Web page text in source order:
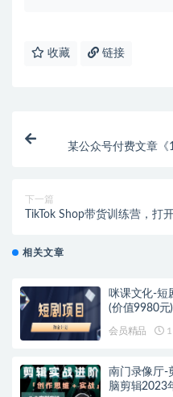
收藏 链接
某公众号付费文章《
下一篇
TikTok Shop带货训练营，打
相关文章
咪课文化-短
(价值9980元)
会员精品
南门录像厅-
脑剪辑2023